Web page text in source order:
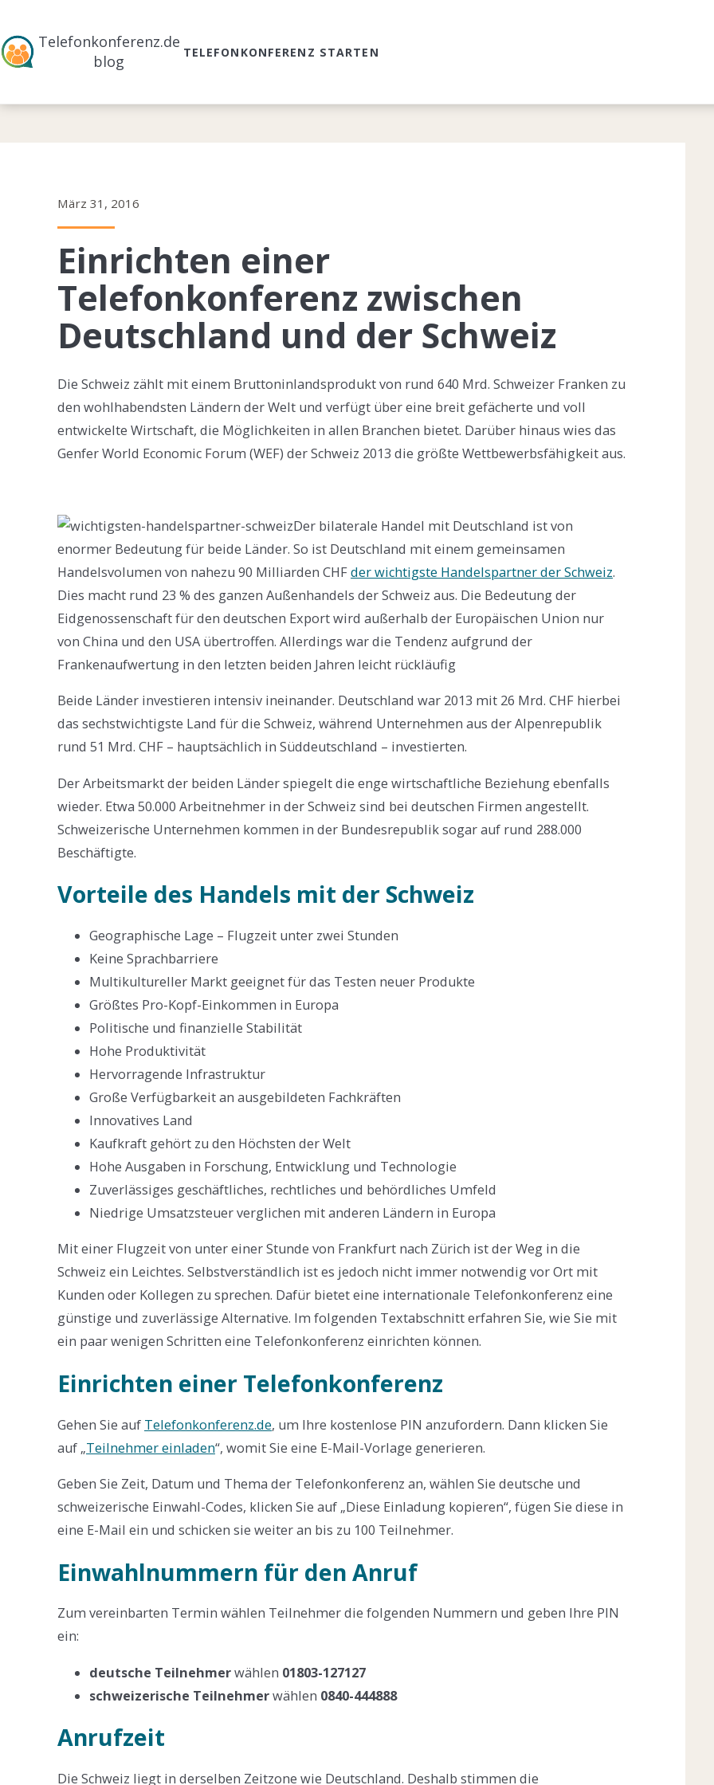
Telefonkonferenz.de
blog
TELEFONKONFERENZ STARTEN
März 31, 2016
Einrichten einer
Telefonkonferenz zwischen
Deutschland und der Schweiz
Die Schweiz zählt mit einem Bruttoninlandsprodukt von rund 640 Mrd. Schweizer Franken zu
den wohlhabendsten Ländern der Welt und verfügt über eine breit gefächerte und voll
entwickelte Wirtschaft, die Möglichkeiten in allen Branchen bietet. Darüber hinaus wies das
Genfer World Economic Forum (WEF) der Schweiz 2013 die größte Wettbewerbsfähigkeit aus.
Der bilaterale Handel mit Deutschland ist von
enormer Bedeutung für beide Länder. So ist Deutschland mit einem gemeinsamen
Handelsvolumen von nahezu 90 Milliarden CHFder wichtigste Handelspartner der Schweiz.
Dies macht rund 23 % des ganzen Außenhandels der Schweiz aus. Die Bedeutung der
Eidgenossenschaft für den deutschen Export wird außerhalb der Europäischen Union nur
von China und den USA übertroffen. Allerdings war die Tendenz aufgrund der
Frankenaufwertung in den letzten beiden Jahren leicht rückläufig
Beide Länder investieren intensiv ineinander. Deutschland war 2013 mit 26 Mrd. CHF hierbei
das sechstwichtigste Land für die Schweiz, während Unternehmen aus der Alpenrepublik
rund 51 Mrd. CHF – hauptsächlich in Süddeutschland – investierten.
Der Arbeitsmarkt der beiden Länder spiegelt die enge wirtschaftliche Beziehung ebenfalls
wieder. Etwa 50.000 Arbeitnehmer in der Schweiz sind bei deutschen Firmen angestellt.
Schweizerische Unternehmen kommen in der Bundesrepublik sogar auf rund 288.000
Beschäftigte.
Vorteile des Handels mit der Schweiz
Geographische Lage – Flugzeit unter zwei Stunden
Keine Sprachbarriere
Multikultureller Markt geeignet für das Testen neuer Produkte
Größtes Pro-Kopf-Einkommen in Europa
Politische und finanzielle Stabilität
Hohe Produktivität
Hervorragende Infrastruktur
Große Verfügbarkeit an ausgebildeten Fachkräften
Innovatives Land
Kaufkraft gehört zu den Höchsten der Welt
Hohe Ausgaben in Forschung, Entwicklung und Technologie
Zuverlässiges geschäftliches, rechtliches und behördliches Umfeld
Niedrige Umsatzsteuer verglichen mit anderen Ländern in Europa
Mit einer Flugzeit von unter einer Stunde von Frankfurt nach Zürich ist der Weg in die
Schweiz ein Leichtes. Selbstverständlich ist es jedoch nicht immer notwendig vor Ort mit
Kunden oder Kollegen zu sprechen. Dafür bietet eine internationale Telefonkonferenz eine
günstige und zuverlässige Alternative. Im folgenden Textabschnitt erfahren Sie, wie Sie mit
ein paar wenigen Schritten eine Telefonkonferenz einrichten können.
Einrichten einer Telefonkonferenz
Gehen Sie auf Telefonkonferenz.de, um Ihre kostenlose PIN anzufordern. Dann klicken Sie
auf „Teilnehmer einladen“, womit Sie eine E-Mail-Vorlage generieren.
Geben Sie Zeit, Datum und Thema der Telefonkonferenz an, wählen Sie deutsche und
schweizerische Einwahl-Codes, klicken Sie auf „Diese Einladung kopieren“, fügen Sie diese in
eine E-Mail ein und schicken sie weiter an bis zu 100 Teilnehmer.
Einwahlnummern für den Anruf
Zum vereinbarten Termin wählen Teilnehmer die folgenden Nummern und geben Ihre PIN
ein:
deutsche Teilnehmerwählen 01803-127127
schweizerische Teilnehmerwählen 0840-444888
Anrufzeit
Die Schweiz liegt in derselben Zeitzone wie Deutschland. Deshalb stimmen die